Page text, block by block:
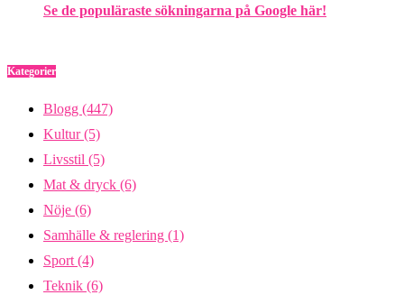
Se de populäraste sökningarna på Google här!
Kategorier
Blogg (447)
Kultur(5)
Livsstil (5)
Mat & dryck (6)
Nöje (6)
Samhälle & reglering (1)
Sport (4)
Teknik (6)